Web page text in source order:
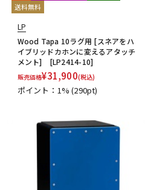
送料無料
LP
Wood Tapa 10ラグ用 [スネアをハ
イブリッドカホンに変えるアタッチ
メント] [LP2414-10]
販売価格¥31,900(税込)
ポイント：1%(290pt)